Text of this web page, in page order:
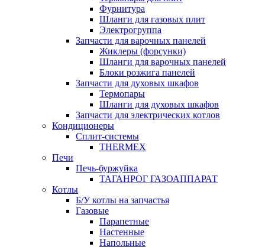
Фурнитура
Шланги для газовых плит
Электрогруппа
Запчасти для варочных панелей
Жиклеры (форсунки)
Шланги для варочных панелей
Блоки розжига панелей
Запчасти для духовых шкафов
Термопары
Шланги для духовых шкафов
Запчасти для электрических котлов
Кондиционеры
Сплит-системы
THERMEX
Печи
Печь-буржуйка
ТАГАНРОГ ГАЗОАППАРАТ
Котлы
Б/У котлы на запчастья
Газовые
Парапетные
Настенные
Напольные